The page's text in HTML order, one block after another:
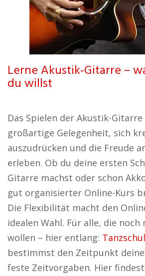
Lerne Akustik-Gitarre –
du willst
Das Spielen der Akustik-
großartige Gelegenheit, sich
auszudrücken und die Freude
erleben. Ob du deine ersten
Gitarre machst oder schon
gut organisierter Online-Kurs
Die Flexibilität macht den
idealen Wahl. Für alle, die
wollen – hier entlang:
bestimmst den Zeitpunkt
feste Zeitvorgaben. Hier